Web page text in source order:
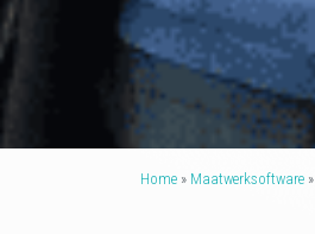
Home» Maatwerksoftware»